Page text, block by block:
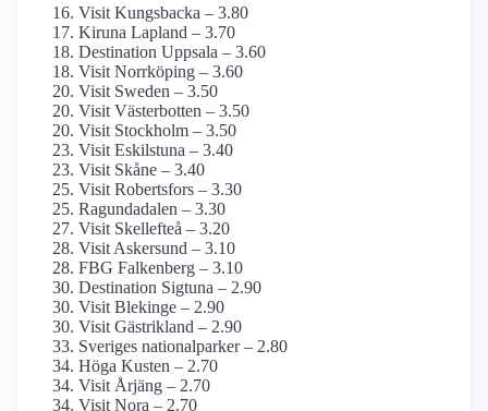
Visit Kungsbacka – 3.80
Kiruna Lapland – 3.70
Destination Uppsala – 3.60
Visit Norrköping – 3.60
Visit Sweden – 3.50
Visit Västerbotten – 3.50
Visit Stockholm – 3.50
Visit Eskilstuna – 3.40
Visit Skåne – 3.40
Visit Robertsfors – 3.30
Ragundadalen – 3.30
Visit Skellefteå – 3.20
Visit Askersund – 3.10
FBG Falkenberg – 3.10
Destination Sigtuna – 2.90
Visit Blekinge – 2.90
Visit Gästrikland – 2.90
Sveriges nationalparker – 2.80
Höga Kusten – 2.70
Visit Årjäng – 2.70
Visit Nora – 2.70